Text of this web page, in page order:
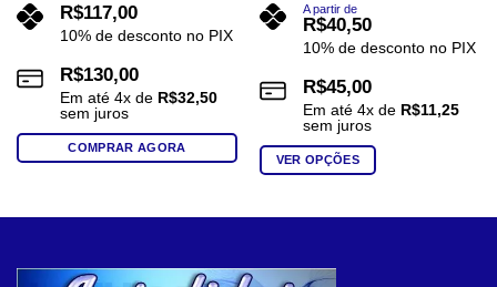
R$117,00
10% de desconto no PIX
R$130,00
Em até 4x de R$32,50
sem juros
COMPRAR AGORA
A partir de
R$40,50
10% de desconto no PIX
R$45,00
Em até 4x de R$11,25
sem juros
VER OPÇÕES
variantes.